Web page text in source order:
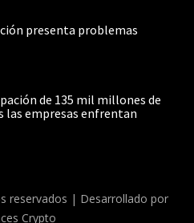
presenta problemas
de 135 mil millones de
las empresas enfrentan
reservados | Desarrollado por
Crypto